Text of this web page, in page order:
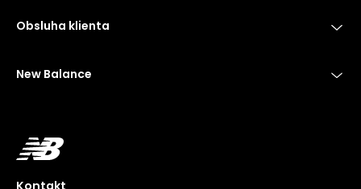
Obsluha klienta
New Balance